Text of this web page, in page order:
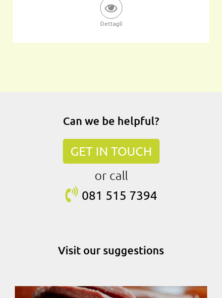
Dettagli
Can we be helpful?
GET IN TOUCH
or call
081 515 7394
Visit our suggestions